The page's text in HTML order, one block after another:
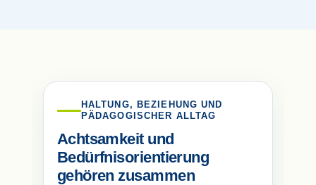
HALTUNG, BEZIEHUNG UND
PÄDAGOGISCHER ALLTAG
Achtsamkeit und
Bedürfnisorientierung
gehören zusammen